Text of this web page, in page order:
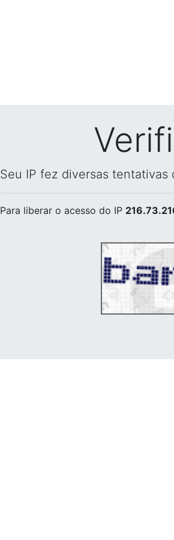
Seu IP fez diversas
Para liberar o acesso do IP